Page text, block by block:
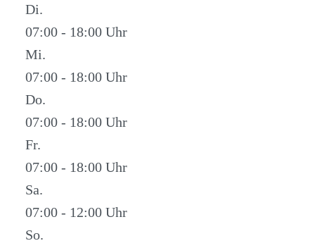
Di.
07:00 - 18:00
Mi.
07:00 - 18:00
Do.
07:00 - 18:00
Fr.
07:00 - 18:00
Sa.
07:00 - 12:00
So.